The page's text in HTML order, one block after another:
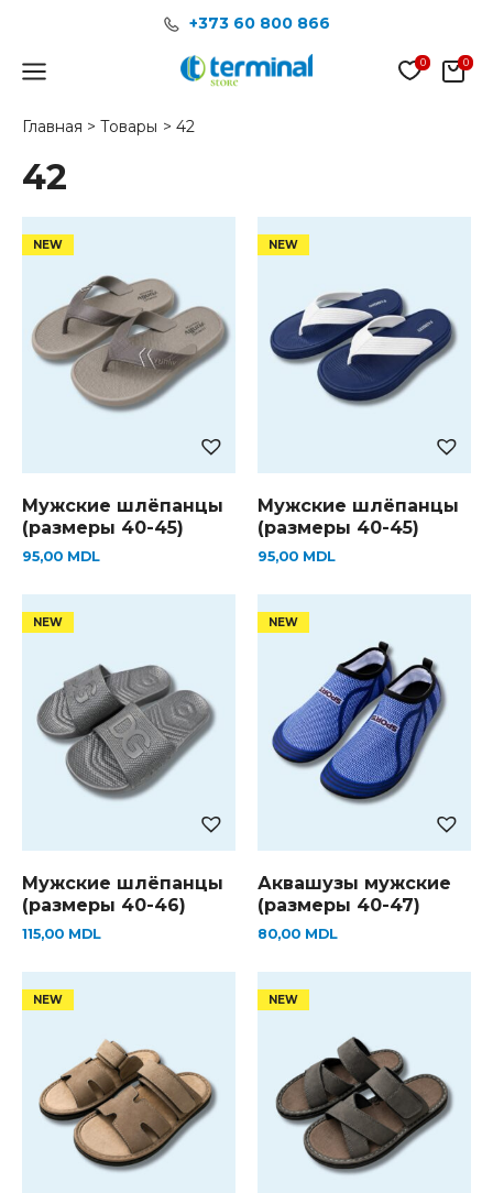
содержимому
+373 60 800 866
Main
Главная Товары 42
42
Мужские шлёпанцы
(размеры 40-45)
95,00 MDL
Мужские шлёпанцы
(размеры 40-45)
95,00 MDL
Мужские шлёпанцы
(размеры 40-46)
115,00 MDL
Аквашузы мужские
(размеры 40-47)
80,00 MDL